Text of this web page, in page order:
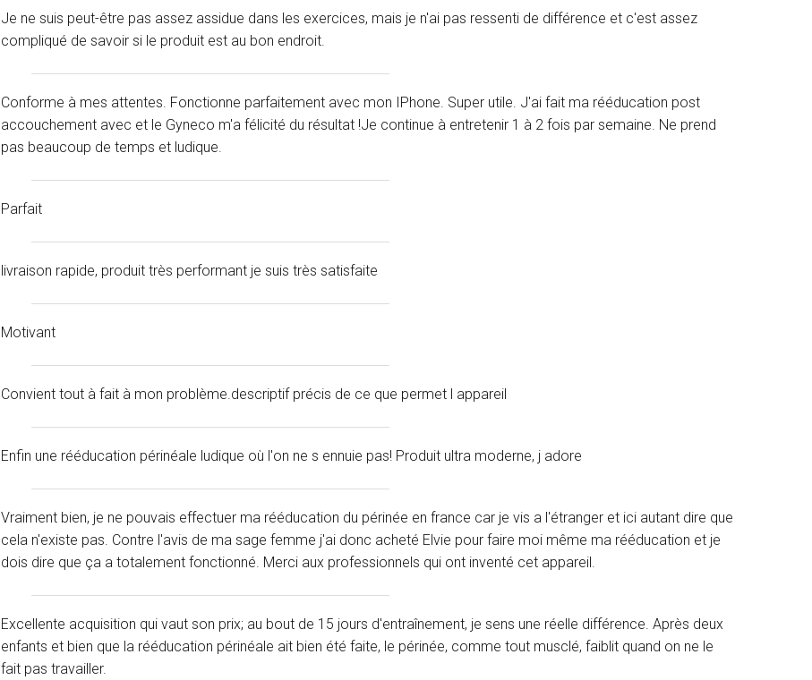
Je ne suis peut-être pas assez assidue dans les exercices, mais je n'ai pas ressenti de différence et c'est assez
compliqué de savoir si le produit est au bon endroit.
Conforme à mes attentes. Fonctionne parfaitement avec mon IPhone. Super utile. J'ai fait ma rééducation post
accouchement avec et le Gyneco m'a félicité du résultat !Je continue à entretenir 1 à 2 fois par semaine. Ne prend
pas beaucoup de temps et ludique.
Parfait
livraison rapide, produit très performant je suis très satisfaite
Motivant
Convient tout à fait à mon problème.descriptif précis de ce que permet l appareil
Enfin une rééducation périnéale ludique où l'on ne s ennuie pas! Produit ultra moderne, j adore
Vraiment bien, je ne pouvais effectuer ma rééducation du périnée en france car je vis a l'étranger et ici autant dire que
cela n'existe pas. Contre l'avis de ma sage femme j'ai donc acheté Elvie pour faire moi même ma rééducation et je
dois dire que ça a totalement fonctionné. Merci aux professionnels qui ont inventé cet appareil.
Excellente acquisition qui vaut son prix; au bout de 15 jours d'entraînement, je sens une réelle différence. Après deux
enfants et bien que la rééducation périnéale ait bien été faite, le périnée, comme tout musclé, faiblit quand on ne le
fait pas travailler.